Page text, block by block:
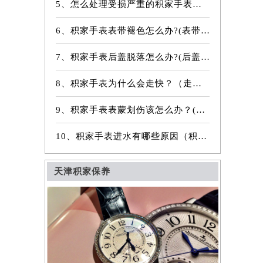
5、怎么处理受损严重的积家手表表镜？
6、积家手表表带褪色怎么办?(表带褪色修复)
7、积家手表后盖脱落怎么办?(后盖脱落维修)
8、积家手表为什么会走快？（走快原因）
9、积家手表表蒙划伤该怎么办？(表蒙划伤解决方法）
10、积家手表进水有哪些原因（积家手表进水原因是什么）
天津积家保养